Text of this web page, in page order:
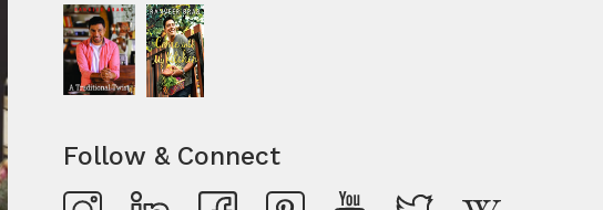
Follow & Connect